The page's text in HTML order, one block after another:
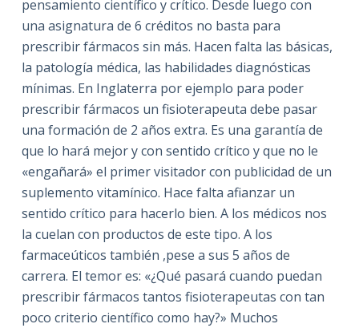
pensamiento científico y crítico. Desde luego con
una asignatura de 6 créditos no basta para
prescribir fármacos sin más. Hacen falta las básicas,
la patología médica, las habilidades diagnósticas
mínimas. En Inglaterra por ejemplo para poder
prescribir fármacos un fisioterapeuta debe pasar
una formación de 2 años extra. Es una garantía de
que lo hará mejor y con sentido crítico y que no le
«engañará» el primer visitador con publicidad de un
suplemento vitamínico. Hace falta afianzar un
sentido crítico para hacerlo bien. A los médicos nos
la cuelan con productos de este tipo. A los
farmaceúticos también ,pese a sus 5 años de
carrera. El temor es: «¿Qué pasará cuando puedan
prescribir fármacos tantos fisioterapeutas con tan
poco criterio científico como hay?» Muchos